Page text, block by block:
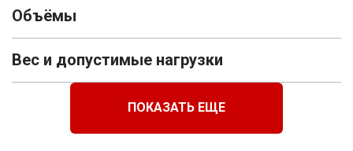
Объёмы
Вес и допустимые нагрузки
ПОКАЗАТЬ ЕЩЕ